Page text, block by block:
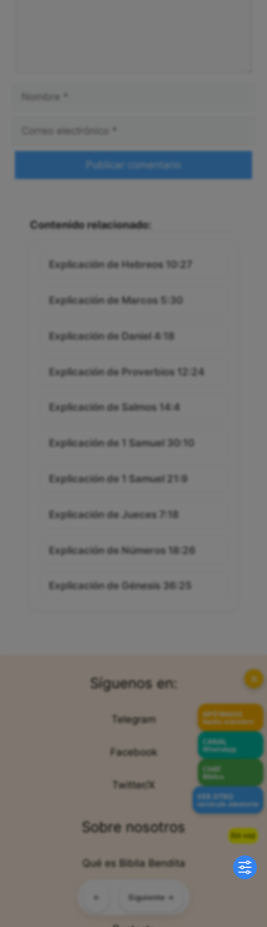
← Siguiente →
Sin voz
Contenido relacionado:
Explicación de Hebreos 10:27
Explicación de Marcos 5:30
Explicación de Daniel 4:18
Explicación de Proverbios 12:24
Explicación de Salmos 14:4
Explicación de 1 Samuel 30:10
Explicación de 1 Samuel 21:9
Explicación de Jueces 7:18
Explicación de Números 18:26
Explicación de Génesis 36:25
Síguenos en:
Telegram
Facebook
Twitter/X
Sobre nosotros
Qué es Biblia Bendita
Sobre Nosotros
✕
APÓYANOS
Hazte miembro
CANAL
WhatsApp
CHAT
Bíblico
VER OTRO
versículo aleatorio